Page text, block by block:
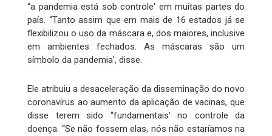
“a pandemia está sob controle' em muitas partes do
país. “Tanto assim que em mais de 16 estados já se
flexibilizou o uso da máscara e, dos maiores, inclusive
em ambientes fechados. As máscaras são um
símbolo da pandemia', disse.
Ele atribuiu a desaceleração da disseminação do novo
coronavírus ao aumento da aplicação de vacinas, que
disse terem sido “fundamentais' no controle da
doença. “Se não fossem elas, nós não estaríamos na